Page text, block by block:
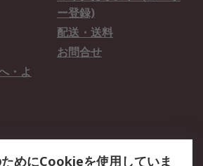
ー登録)
配送・送料
お問合せ
・よ
めにCookieを使用していま